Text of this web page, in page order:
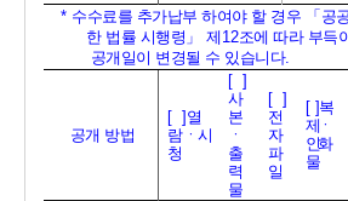
* 수수료를 추가납부 하여야 할 경우 「 공
한 법률 시행령 」 제 12조에 따라 부득
공개일이 변경될 수 있습니다.
공개 방법
[  ] 열
람ㆍ시
청
[  ]
사
본
ㆍ
출
력
물
[  ]
전
자
파
일
[  ]복
제ㆍ
인화
물